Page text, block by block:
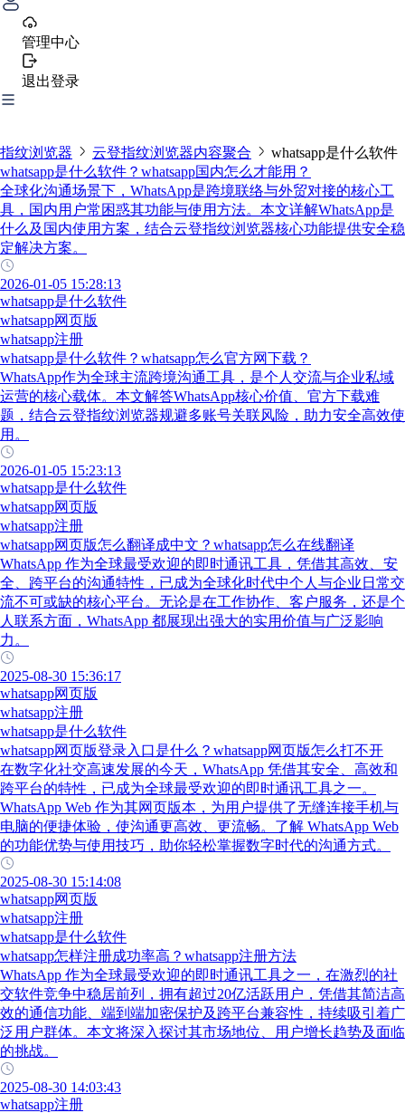
管理中心
退出登录
指纹浏览器 云登指纹浏览器内容聚合
whatsapp是什么软件
whatsapp是什么软件？whatsapp国内怎么才能用？
全球化沟通场景下，WhatsApp是跨境联络与外贸对接的核心工
具，国内用户常困惑其功能与使用方法。本文详解WhatsApp是
什么及国内使用方案，结合云登指纹浏览器核心功能提供安全稳
定解决方案。
2026-01-05 15:28:13
whatsapp是什么软件
whatsapp网页版
whatsapp注册
whatsapp是什么软件？whatsapp怎么官方网下载？
WhatsApp作为全球主流跨境沟通工具，是个人交流与企业私域
运营的核心载体。本文解答WhatsApp核心价值、官方下载难
题，结合云登指纹浏览器规避多账号关联风险，助力安全高效使
用。
2026-01-05 15:23:13
whatsapp是什么软件
whatsapp网页版
whatsapp注册
whatsapp网页版怎么翻译成中文？whatsapp怎么在线翻译
WhatsApp 作为全球最受欢迎的即时通讯工具，凭借其高效、安
全、跨平台的沟通特性，已成为全球化时代中个人与企业日常交
流不可或缺的核心平台。无论是在工作协作、客户服务，还是个
人联系方面，WhatsApp 都展现出强大的实用价值与广泛影响
力。
2025-08-30 15:36:17
whatsapp网页版
whatsapp注册
whatsapp是什么软件
whatsapp网页版登录入口是什么？whatsapp网页版怎么打不开
在数字化社交高速发展的今天，WhatsApp 凭借其安全、高效和
跨平台的特性，已成为全球最受欢迎的即时通讯工具之一。
WhatsApp Web 作为其网页版本，为用户提供了无缝连接手机与
电脑的便捷体验，使沟通更高效、更流畅。了解 WhatsApp Web
的功能优势与使用技巧，助你轻松掌握数字时代的沟通方式。
2025-08-30 15:14:08
whatsapp网页版
whatsapp注册
whatsapp是什么软件
whatsapp怎样注册成功率高？whatsapp注册方法
WhatsApp 作为全球最受欢迎的即时通讯工具之一，在激烈的社
交软件竞争中稳居前列，拥有超过20亿活跃用户，凭借其简洁高
效的通信功能、端到端加密保护及跨平台兼容性，持续吸引着广
泛用户群体。本文将深入探讨其市场地位、用户增长趋势及面临
的挑战。
2025-08-30 14:03:43
whatsapp注册